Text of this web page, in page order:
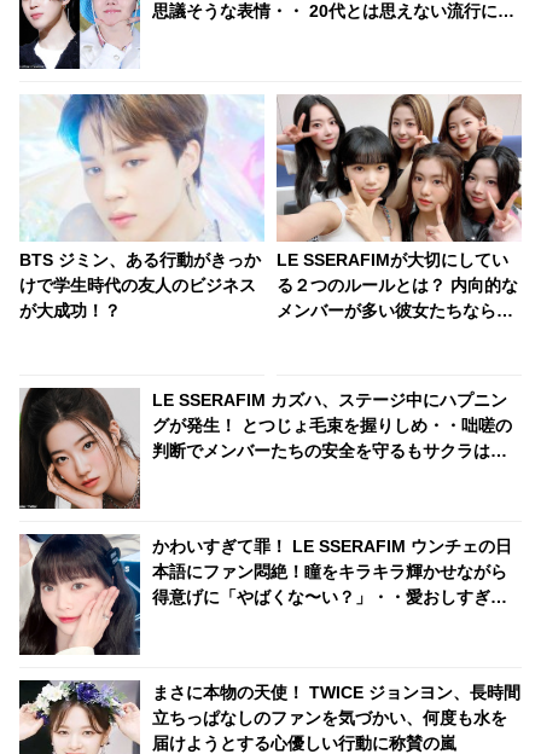
思議そうな表情・・ 20代とは思えない流行に無
BTS ジミン、ある行動がきっか
けで学生時代の友人のビジネス
が大成功！？
LE SSERAFIMが大切にしてい
る２つのルールとは？ 内向的な
メンバーが多い彼女たちならで
LE SSERAFIM カズハ、ステージ中にハプニン
グが発生！ とつじょ毛束を握りしめ・・咄嗟の
判断でメンバーたちの安全を守るもサクラは爆
かわいすぎて罪！ LE SSERAFIM ウンチェの日
本語にファン悶絶！瞳をキラキラ輝かせながら
得意げに「やばくな〜い？」・・愛おしすぎる
まさに本物の天使！ TWICE ジョンヨン、長時間
立ちっぱなしのファンを気づかい、何度も水を
届けようとする心優しい行動に称賛の嵐